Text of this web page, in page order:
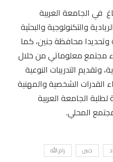
في الجامعة العربية
والتكنولوجية والبحثية
محافظة جنين، كما
مجتمع معلوماتي من خلال
وتقديم التدريبات النوعية
القدرات الشخصية والمهنية
لطلبة الجامعة العربية
المحلي.
جنين
رام الله